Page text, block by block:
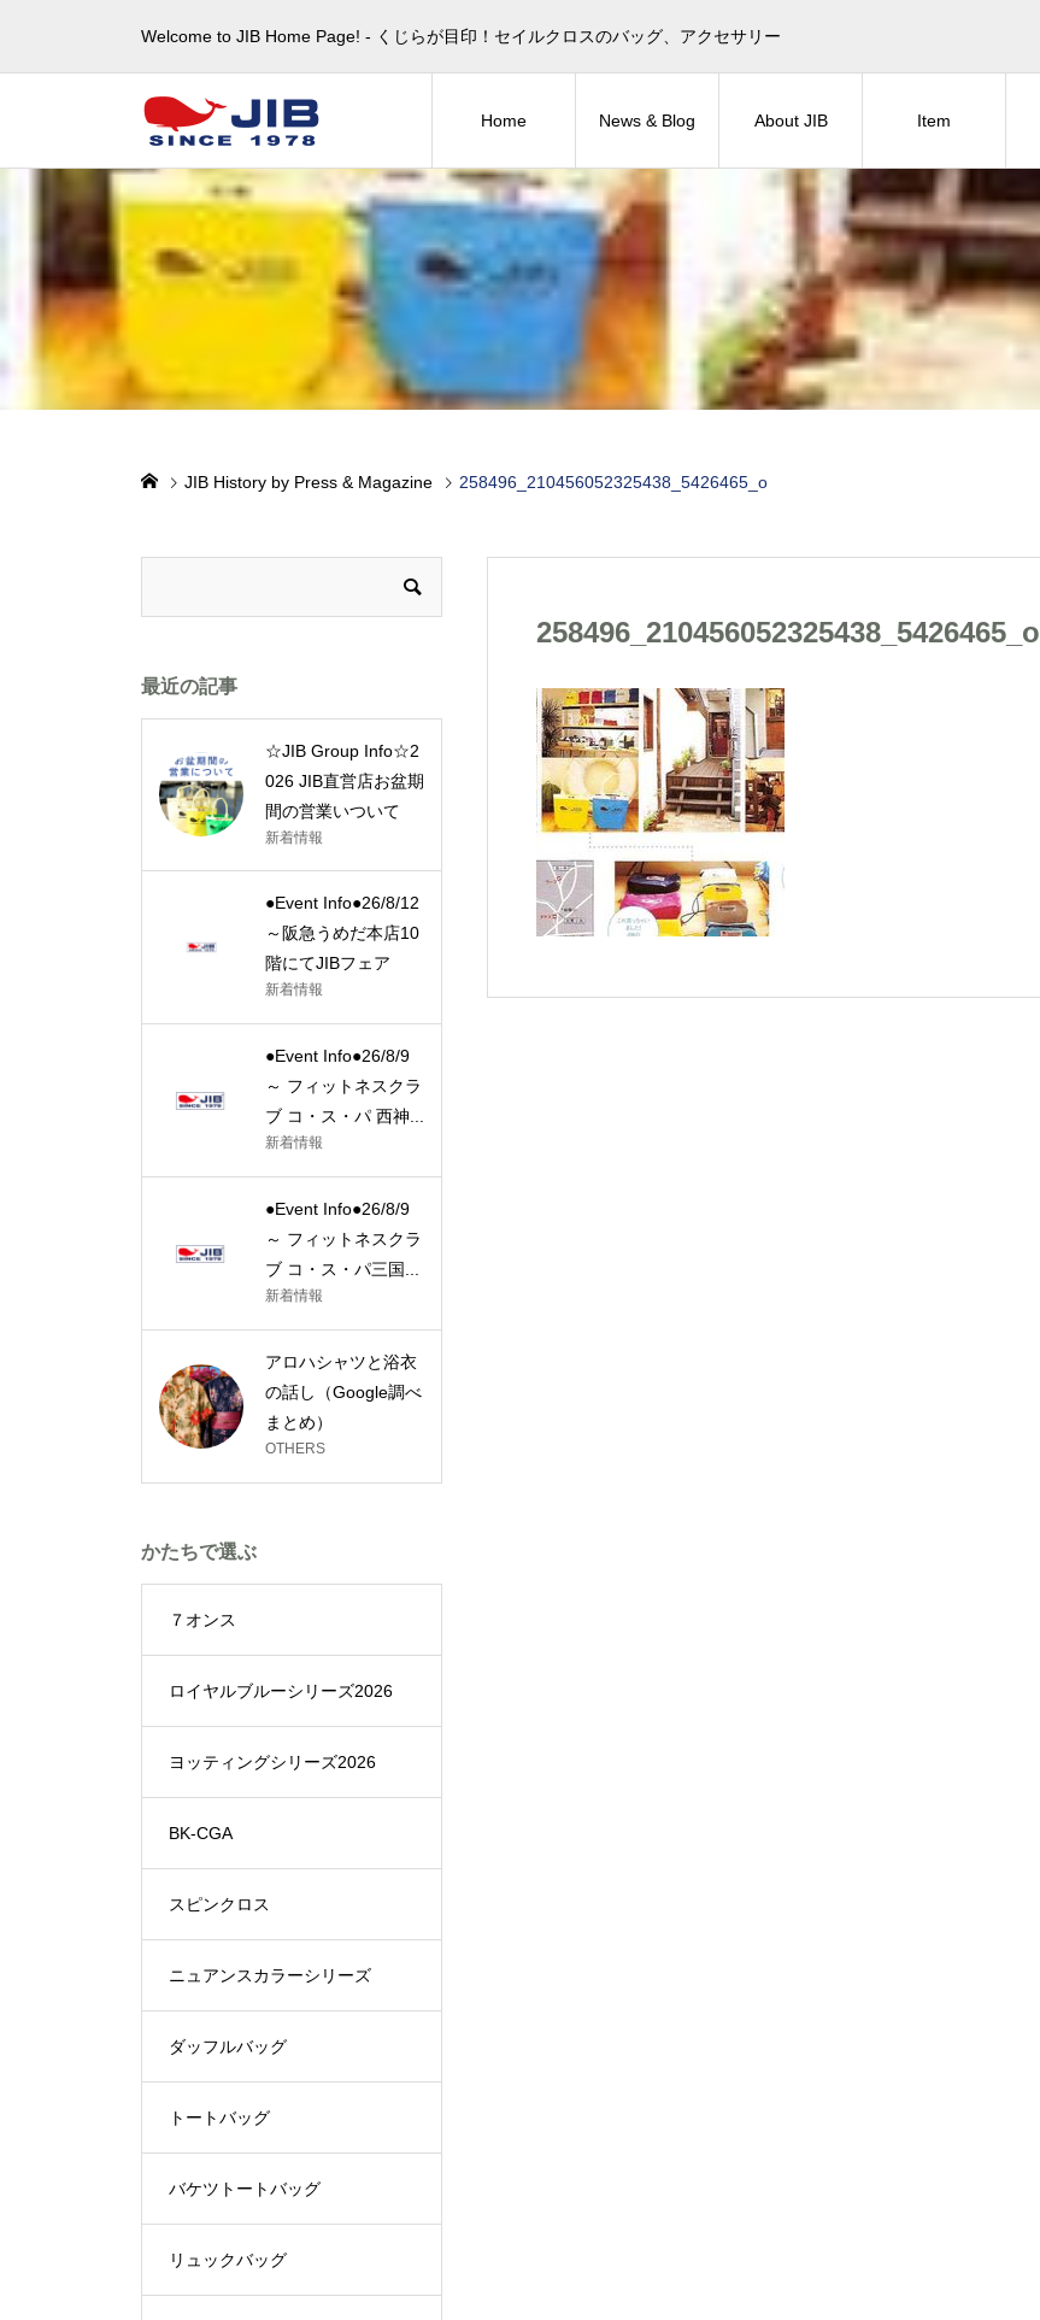
Welcome to JIB Home Page! ‐ くじらが目印！セイルクロスのバッグ、アクセサリー
Home News & Blog About JIB Item
JIB History by Press & Magazine 258496_210456052325438_5426465_o
258496_210456052325438_5426465_o
最近の記事
☆JIB Group Info☆2
026 JIB直営店お盆期
間の営業いついて
新着情報
●Event Info●26/8/12
～阪急うめだ本店10
階にてJIBフェア
新着情報
●Event Info●26/8/9
～ フィットネスクラ
ブ コ・ス・パ 西神...
新着情報
●Event Info●26/8/9
～ フィットネスクラ
ブ コ・ス・パ三国...
新着情報
アロハシャツと浴衣
の話し（Google調べ
まとめ）
OTHERS
かたちで選ぶ
７オンス
ロイヤルブルーシリーズ2026
ヨッティングシリーズ2026
BK-CGA
スピンクロス
ニュアンスカラーシリーズ
ダッフルバッグ
トートバッグ
バケツトートバッグ
リュックバッグ